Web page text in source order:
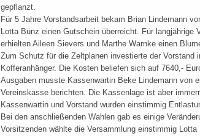
gepflanzt.
Für 5 Jahre Vorstandsarbeit bekam Brian Lindemann
Lotta Bünz einen Gutschein überreicht. Für langjährige
erhielten Aileen Sievers und Marthe Warnke einen
Zum Schutz für die Zeltplanen investierte der Vorstand
Kofferanhänger. Die Kosten beliefen sich auf 7640,-
Ausgaben musste Kassenwartin Beke Lindemann von
Vereinskasse berichten. Die Kassenlage ist aber
Kassenwartin und Vorstand wurden einstimmig
Bei den anschließenden Wahlen gab es einige
Vorsitzenden wählte die Versammlung einstimmig